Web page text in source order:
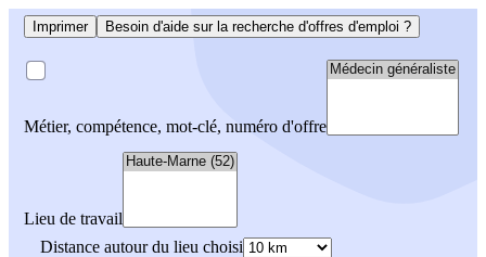
Imprimer Besoin d'aide sur la recherche d'offres d'emploi ?
Métier, compétence, mot-clé, numéro d'offre
Lieu de travail
Distance autour du lieu choisi